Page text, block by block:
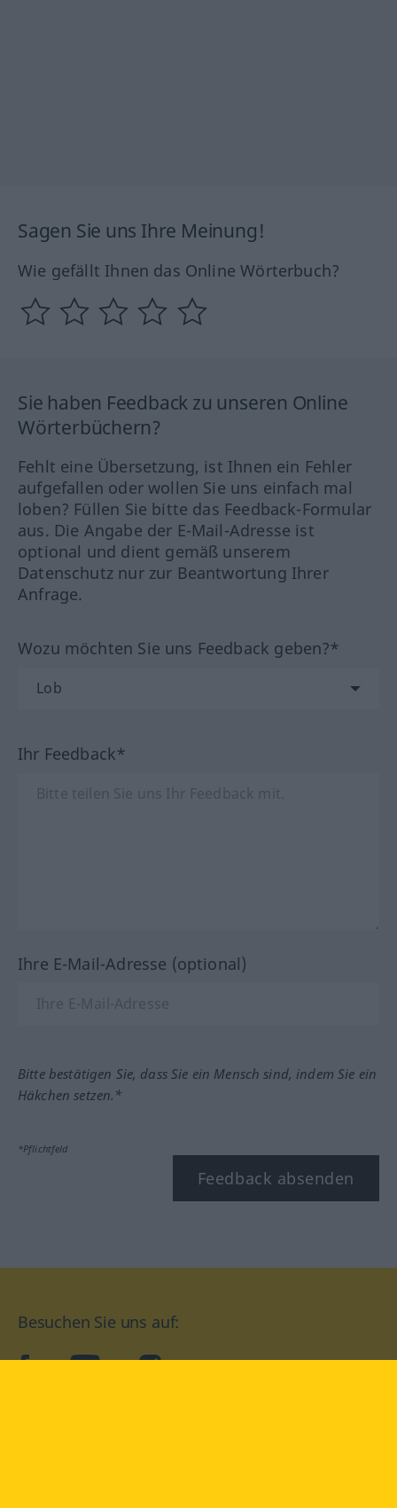
Sagen Sie uns Ihre Meinung!
Wie gefällt Ihnen das Online Wörterbuch?
Sie haben Feedback zu unseren Online
Wörterbüchern?
Fehlt eine Übersetzung, ist Ihnen ein Fehler
aufgefallen oder wollen Sie uns einfach mal
loben? Füllen Sie bitte das Feedback-Formular
aus. Die Angabe der E-Mail-Adresse ist
optional und dient gemäß unserem
Datenschutz nur zur Beantwortung Ihrer
Anfrage.
Wozu möchten Sie uns Feedback geben?*
Ihr Feedback*
Ihre E-Mail-Adresse (optional)
Bitte bestätigen Sie, dass Sie ein Mensch sind, indem Sie ein
Häkchen setzen.*
*Pflichtfeld
Feedback absenden
Besuchen Sie uns auf:
facebookYouTube Instagram